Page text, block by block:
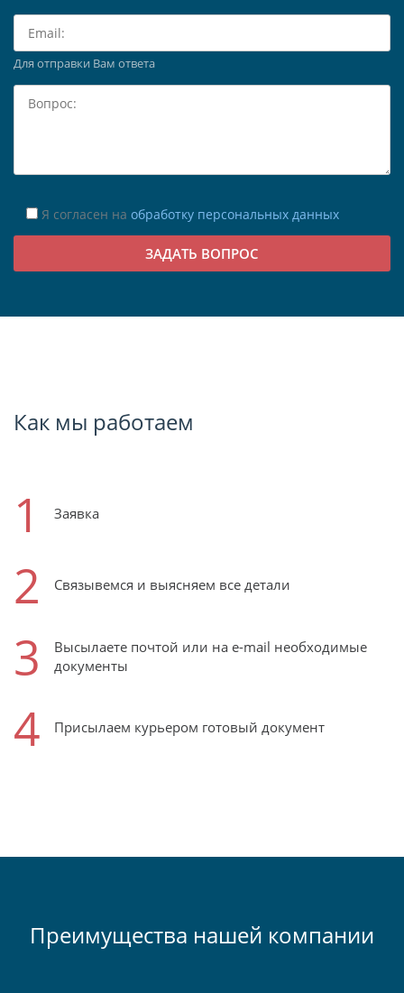
Для отправки Вам ответа
Я согласен на обработку персональных данных
Как мы работаем
1 Заявка
2 Связывемся и выясняем все детали
3
Высылаете почтой или на e-mail необходимые
документы
4 Присылаем курьером готовый документ
Преимущества нашей компании